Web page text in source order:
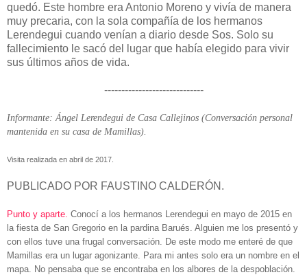
quedó. Este hombre era Antonio Moreno y vivía de manera
muy precaria, con la sola compañía de los hermanos
Lerendegui cuando venían a diario desde Sos. Solo su
fallecimiento le sacó del lugar que había elegido para vivir
sus últimos años de vida.
-----------------------------
Informante: Ángel Lerendegui de Casa Callejinos (Conversación personal
mantenida en su casa de Mamillas).
Visita realizada en abril de 2017.
PUBLICADO POR FAUSTINO CALDERÓN.
Punto y aparte. Conocí a los hermanos Lerendegui en mayo de 2015 en
la fiesta de San Gregorio en la pardina Barués. Alguien me los presentó y
con ellos tuve una frugal conversación. De este modo me enteré de que
Mamillas era un lugar agonizante. Para mi antes solo era un nombre en el
mapa. No pensaba que se encontraba en los albores de la despoblación.